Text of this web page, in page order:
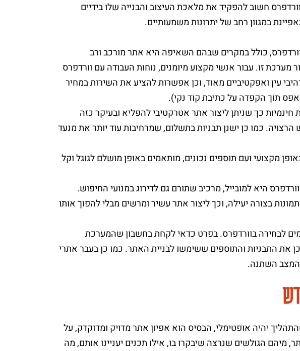
חשוב להפקיד את מלאכת העיצוב והבנייה שלו בידיים
במגוון רחב של יתרונות משמעותיים.
כולל במקרים שבהם השאיפה היא אתר מורכב ורב
זו. עבור אנשי מקצוע מיומנים, נוחות העבודה עם וורדפרס
עין ואפקטיביים מאוד, וכן אפשרות להציע את השירות במחיר
תוך הקפדה על כתיבת קוד נקי).
חינמיות כך שניתן ליצור אתר אטרקטיבי להפליא ובעיקר כזה
כמו כן ישנן תבניות בתשלום, שמרחיבות עוד יותר את מנעד
מקצועי ועם תוספים נכונים, מותאמים באופן מושלם לגוגל וקל
היא למובייל, מרכיב שתורם גם לדירוג במנועי החיפוש.
בצורה יעילה, וכך ליצור אתר עשיר ומרשים מבלי להפוך אותו
לבחירה בוורדפרס. בפרט כדאי לקחת בחשבון שהמערכת
את התבניות והתוספים ששימשו לבניית האתר. כמו כן בעבר אתרי
המצב השתנה.
יהיה אופטימלי, הבסיס הוא אפיון אתר מדויק ומדוקדק, על
הגולשים שנרצה שיבקרו בו, אילו תכנים יעניינו אותם, מה